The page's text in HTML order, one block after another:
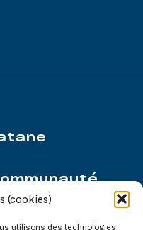
(cookies)
utilisons des technologies